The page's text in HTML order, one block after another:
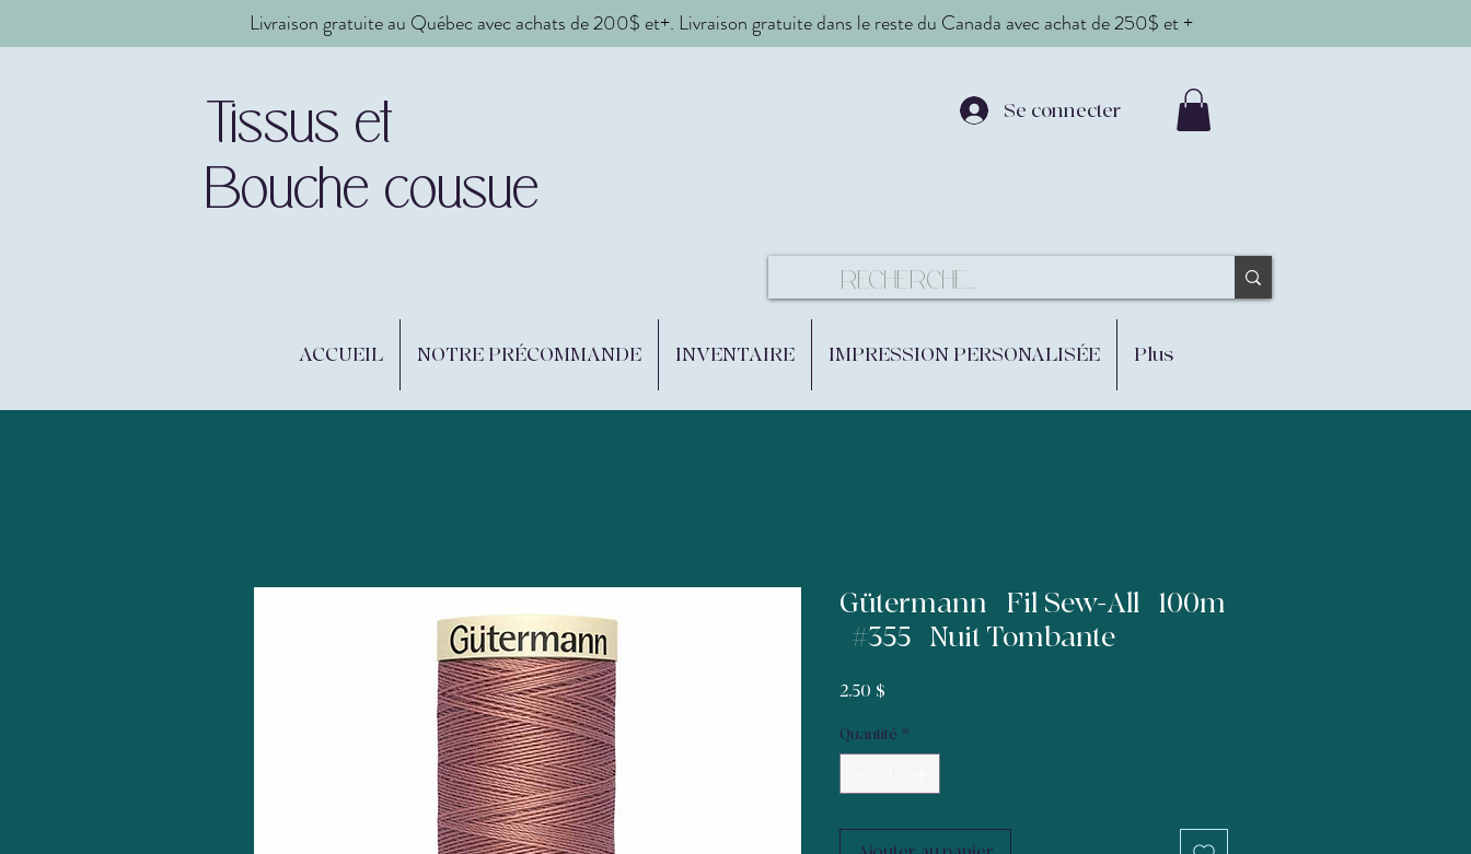
Livraison gratuite au Québec avec achats de 200$ et+. Livraison gratuite dans le reste du Canada avec achat de 250$ et +
Tissus et
Bouche cousue
Se connecter
ACCUEIL NOTRE PRÉCOMMANDE INVENTAIRE IMPRESSION PERSONALISÉE Plus
Gütermann | Fil Sew-All | 100m
| #355 | Nuit Tombante
2,50 $
Quantité *